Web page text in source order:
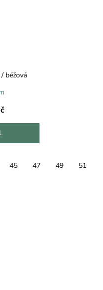
béžová
45 47 49 51